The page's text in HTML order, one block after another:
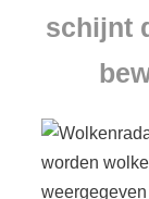
schijnt
worden